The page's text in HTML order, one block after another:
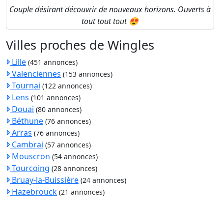
Couple désirant découvrir de nouveaux horizons. Ouverts à
tout tout tout 😍
Villes proches de Wingles
Lille (451 annonces)
Valenciennes (153 annonces)
Tournai (122 annonces)
Lens (101 annonces)
Douai (80 annonces)
Béthune (76 annonces)
Arras (76 annonces)
Cambrai (57 annonces)
Mouscron (54 annonces)
Tourcoing (28 annonces)
Bruay-la-Buissière (24 annonces)
Hazebrouck (21 annonces)